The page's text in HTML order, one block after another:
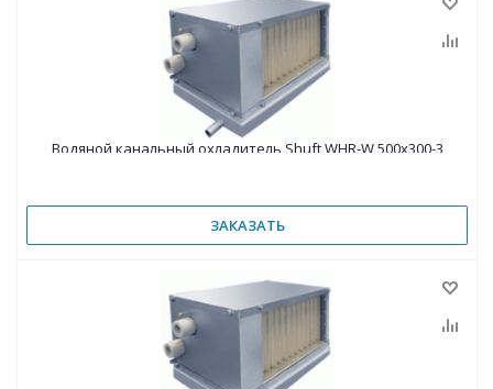
Водяной канальный охладитель Shuft WHR-W 500x300-3
ЗАКАЗАТЬ